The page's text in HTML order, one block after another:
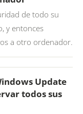
de todo su
y entonces
a otro ordenador.
Update
todos sus